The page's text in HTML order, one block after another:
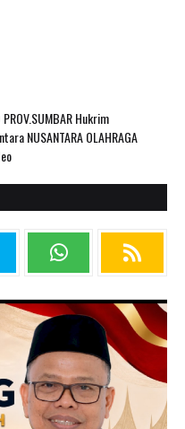
PROV.SUMBARHukrim
NUSANTARAOLAHRAGA